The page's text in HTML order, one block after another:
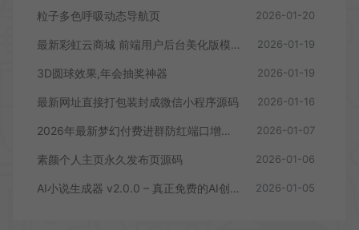
粒子多色呼吸动态导航页 2026-01-20
最新彩虹云商城 前端用户后台美化版模版源码 2026-01-19
3D圆球效果,年会抽奖神器 2026-01-19
最新网址直接打包装封成微信小程序源码 2026-01-16
2026年最新梦幻付费进群防红端口增加过白功能 2026-01-07
素颜个人主页永久发布页源码 2026-01-06
AI小说生成器 v2.0.0 – 真正免费的AI创作工具 2026-01-05